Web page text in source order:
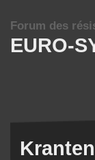
EURO-
Forum des